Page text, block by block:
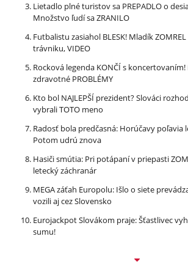
Lietadlo plné turistov sa PREPADLO o
Množstvo ľudí sa ZRANILO
Futbalistu zasiahol BLESK! Mladík
trávniku, VIDEO
Rocková legenda KONČÍ s koncertovaním!
zdravotné PROBLÉMY
Kto bol NAJLEPŠÍ prezident? Slováci
vybrali TOTO meno
Radosť bola predčasná: Horúčavy poľavia
Potom udrú znova
Hasiči smútia: Pri potápaní v priepasti
letecký záchranár
MEGA záťah Europolu: Išlo o siete
vozili aj cez Slovensko
Eurojackpot Slovákom praje: Šťastlivec
sumu!